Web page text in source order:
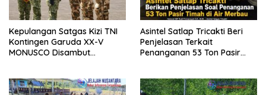
Kepulangan Satgas Kizi TNI
Kontingen Garuda XX-V
MONUSCO Disambut
Asintel Satlap Tricakti Beri
Penjelasan Terkait
Penanganan 53 Ton Pasir